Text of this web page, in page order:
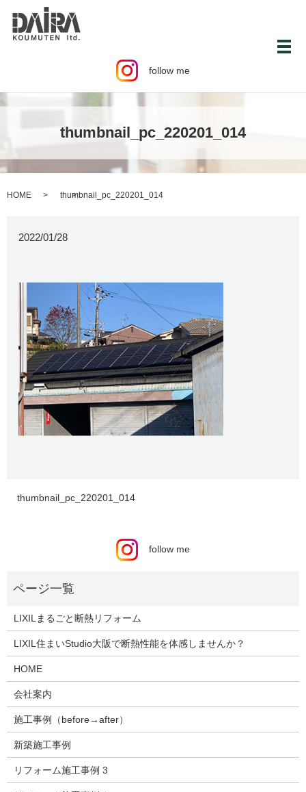
follow me
メ
thumbnail_pc_220201_014
HOME thumbnail_pc_220201_014
2022/01/28
thumbnail_pc_220201_014
follow me
LIXILまるごと断熱リフォーム
LIXIL住まいStudio大阪で断熱性能を体感しませんか？
HOME
会社案内
施工事例（before→after）
新築施工事例
リフォーム施工事例 3